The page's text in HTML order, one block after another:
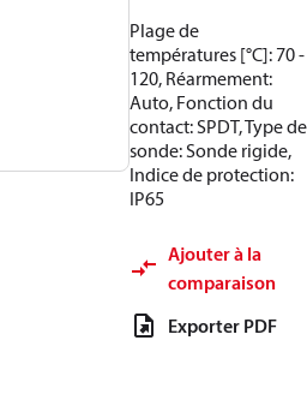
Plage de
températures [°C]: 70 -
120, Réarmement:
Auto, Fonction du
contact: SPDT, Type de
sonde: Sonde rigide,
Indice de protection:
IP65
Ajouter à la
comparaison
Exporter PDF